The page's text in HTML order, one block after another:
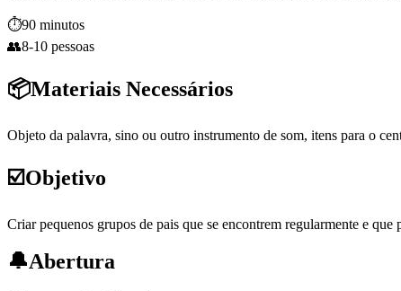
⏱️90 minutos
👥8-10 pessoas
📦Materiais Necessários
Objeto da palavra, sino ou outro instrumento de som, itens para o
☑️Objetivo
Criar pequenos grupos de pais que se encontrem regularmente e
🔔Abertura